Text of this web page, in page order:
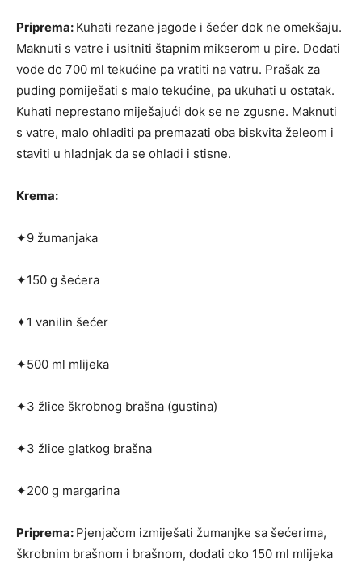
Priprema: Kuhati rezane jagode i šećer dok ne omekšaju.
Maknuti s vatre i usitniti štapnim mikserom u pire. Dodati
vode do 700 ml teku­ćine pa vratiti na vatru. Prašak za
puding po­miješati s malo tekućine, pa ukuhati u ostatak.
Kuhati neprestano miješajući dok se ne zgu­sne. Maknuti
s vatre, malo ohladiti pa prema­zati oba biskvita želeom i
staviti u hladnjak da se ohladi i stisne.
Krema:
✦9 žumanjaka
✦150 g šećera
✦1 vanilin šećer
✦500 ml mlijeka
✦3 žlice škrobnog brašna (gustina)
✦3 žlice glatkog brašna
✦200 g margarina
Priprema: Pjenjačom izmiješati žumanjke sa šećerima,
škrobnim brašnom i brašnom, do­dati oko 150 ml mlijeka